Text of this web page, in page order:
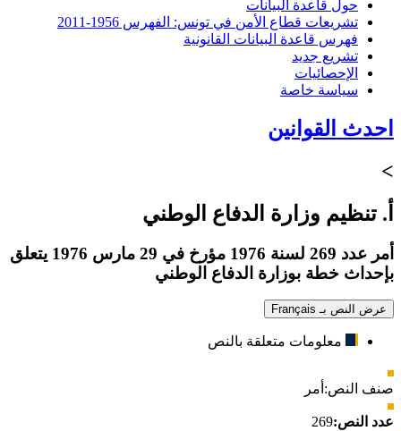
حول قاعدة البيانات
تشريعات قطاع الأمن في تونس: الفهرس 1956-2011
فهرس قاعدة البيانات القانونية
تشريع جديد
الإحصائيات
سياسة خاصة
احدث القوانين
>
أ. تنظيم وزارة الدفاع الوطني
أمر عدد 269 لسنة 1976 مؤرخ في 29 مارس 1976 يتعلق
بإحداث خطة بوزارة الدفاع الوطني
عرض النص بـ Français
معلومات متعلقة بالنص
صنف النص: أمر
عدد النص:269